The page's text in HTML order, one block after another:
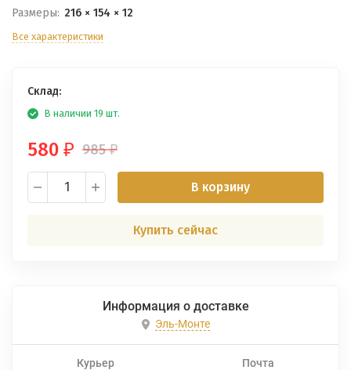
Размеры: 216 × 154 × 12
Все характеристики
Склад:
В наличии 19 шт.
580 ₽ 985₽
В корзину
Купить сейчас
Информация о доставке
Эль-Монте
Курьер Почта